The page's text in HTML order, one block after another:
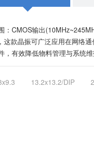
CMOS输出
款晶振可广泛应用在网络通
有效降低物料管理与系统维
13.2x13.2/DIP